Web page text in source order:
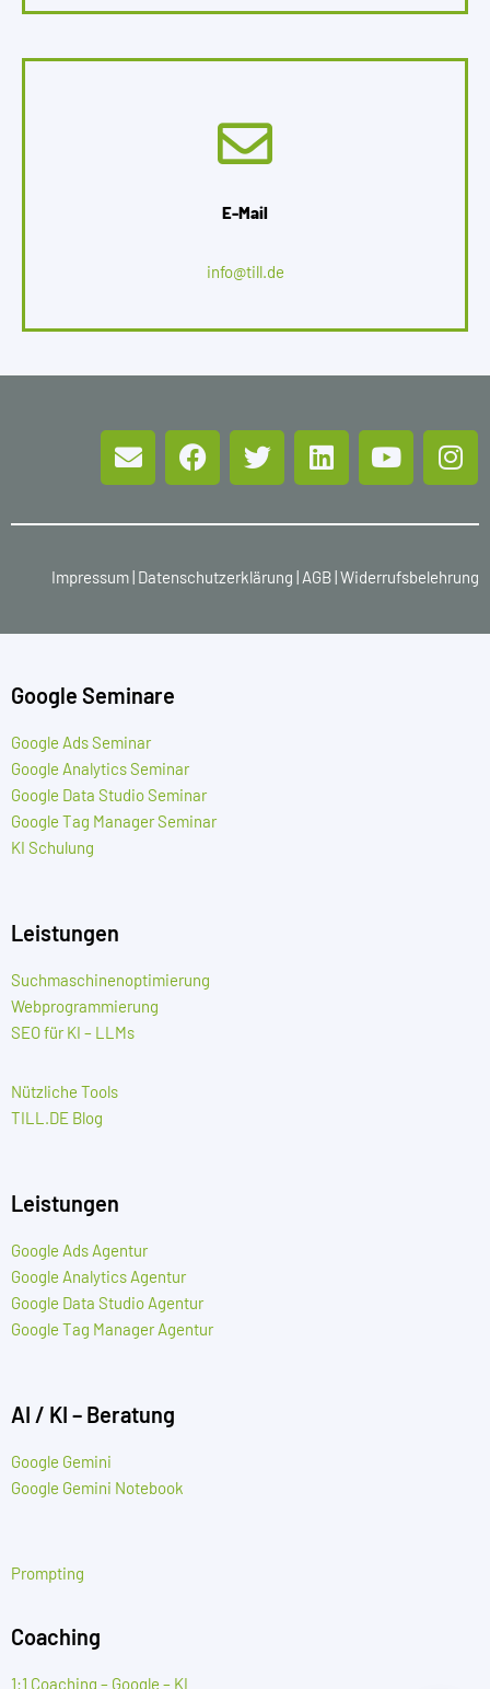
E-Mail
info@till.de
Impressum| Datenschutzerklärung | AGB|Widerrufsbelehrung
Google Seminare
Google Ads Seminar
Google Analytics Seminar
Google Data Studio Seminar
Google Tag Manager Seminar
KI Schulung
Leistungen
Suchmaschinenoptimierung
Webprogrammierung
SEO für KI – LLMs
Nützliche Tools
TILL.DE Blog
Leistungen
Google Ads Agentur
Google Analytics Agentur
Google Data Studio Agentur
Google Tag Manager Agentur
AI / KI – Beratung
Google Gemini
Google Gemini Notebook
Prompting
Coaching
1:1 Coaching – Google – KI